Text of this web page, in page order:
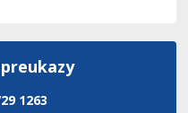
1263